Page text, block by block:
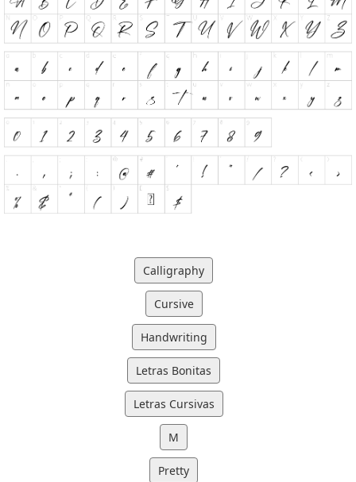
Calligraphy
Cursive
Handwriting
Letras Bonitas
Letras Cursivas
M
Pretty